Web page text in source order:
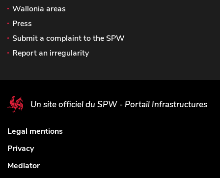
Wallonia areas
Press
Submit a complaint to the SPW
Report an irregularity
Un site officiel du SPW - Portail Infrastructures
Legal mentions
Privacy
Mediator